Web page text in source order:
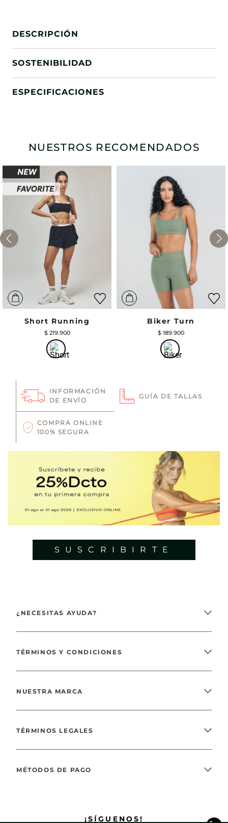
DESCRIPCIÓN
SOSTENIBILIDAD
ESPECIFICACIONES
NUESTROS RECOMENDADOS
Short Running
$ 219.900
Biker Turn
$ 189.900
INFORMACIÓN
DE ENVÍO
GUÍA DE TALLAS
COMPRA ONLINE
100% SEGURA
SUSCRIBIRTE
¿NECESITAS AYUDA?
TÉRMINOS Y CONDICIONES
NUESTRA MARCA
TÉRMINOS LEGALES
MÉTODOS DE PAGO
¡SÍGUENOS!